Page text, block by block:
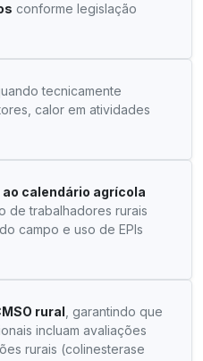
conforme legislação
tecnicamente
calor em atividades
calendário agrícola
de trabalhadores rurais
campo e uso de EPIs
rural , garantindo que
incluam avaliações
rurais (colinesterase